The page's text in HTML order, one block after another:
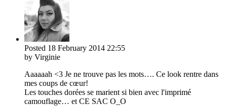
Posted 18 February 2014 22:55
by Virginie
Aaaaaah <3 Je ne trouve pas les mots…. Ce look rentre dans
mes coups de cœur!
Les touches dorées se marient si bien avec l'imprimé
camouflage… et CE SAC O_O